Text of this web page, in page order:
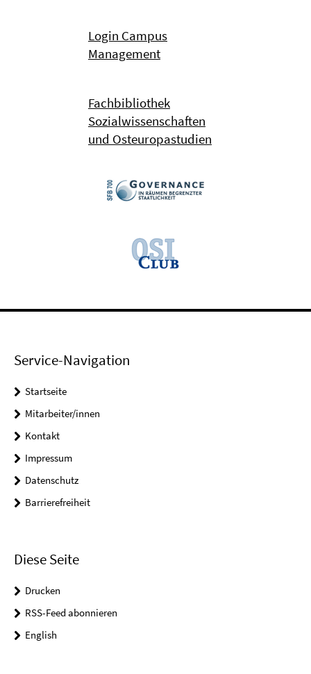
Login Campus
Management
Fachbibliothek
Sozialwissenschaften
und Osteuropastudien
Service-Navigation
Startseite
Mitarbeiter/innen
Kontakt
Impressum
Datenschutz
Barrierefreiheit
Diese Seite
Drucken
RSS-Feed abonnieren
English